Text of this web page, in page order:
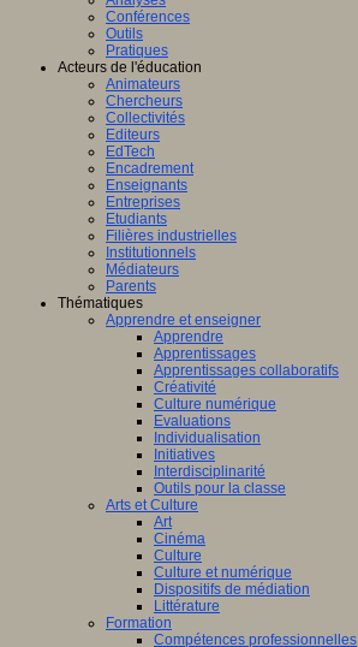
Conférences
Outils
Pratiques
Acteurs de l'éducation
Animateurs
Chercheurs
Collectivités
Editeurs
EdTech
Encadrement
Enseignants
Entreprises
Etudiants
Filières industrielles
Institutionnels
Médiateurs
Parents
Thématiques
Apprendre et enseigner
Apprendre
Apprentissages
Apprentissages collaboratifs
Créativité
Culture numérique
Evaluations
Individualisation
Initiatives
Interdisciplinarité
Outils pour la classe
Arts et Culture
Art
Cinéma
Culture
Culture et numérique
Dispositifs de médiation
Littérature
Formation
Compétences professionnelles